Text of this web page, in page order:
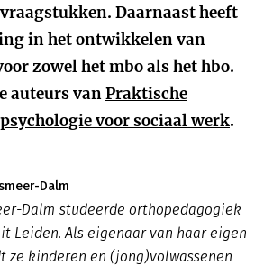
Daarnaast heeft
in het ontwikkelen van
zowel het mbo als het hbo.
auteurs vanPraktische
voor sociaal werk.
Dalm
Dalm studeerde orthopedagogiek
Leiden. Als eigenaar van haar eigen
kinderen en (jong)volwassenen